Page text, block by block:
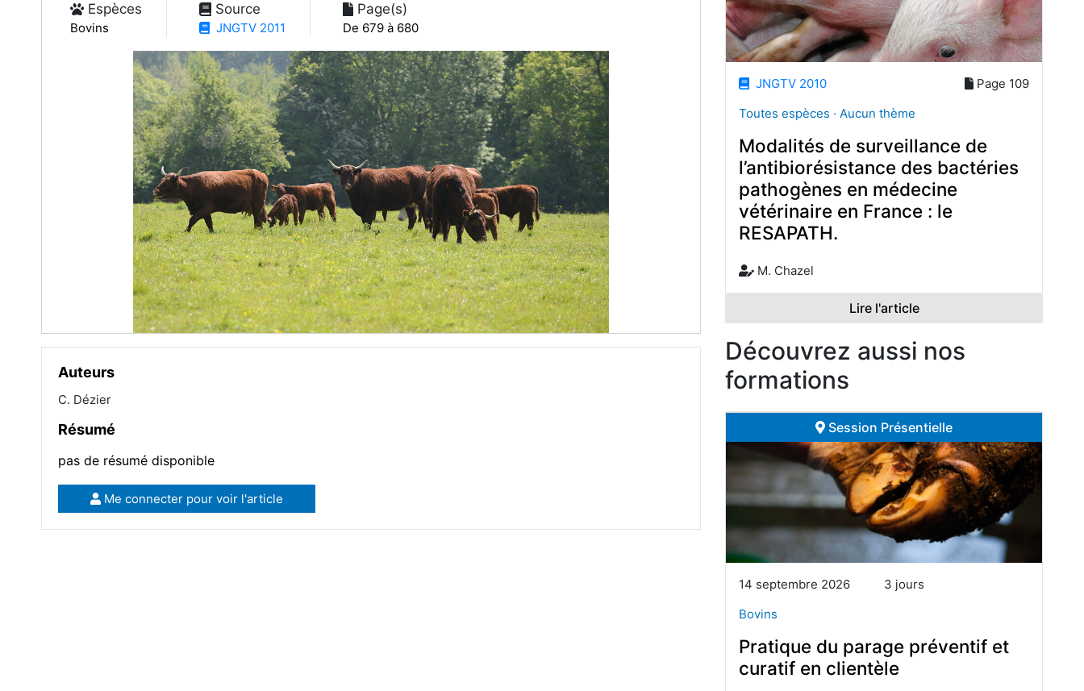
Espèces
Bovins
Source
JNGTV 2011
Page(s)
De 679 à 680
Auteurs
C. Dézier
Résumé
pas de résumé disponible
Me connecter pour voir l'article
JNGTV 2010
Page 109
Toutes espèces · Aucun thème
Modalités de surveillance de
l’antibiorésistance des bactéries
pathogènes en médecine
vétérinaire en France : le
RESAPATH.
M. Chazel
Lire l'article
Découvrez aussi nos
formations
Session Présentielle
14 septembre 2026
3 jours
Bovins
Pratique du parage préventif et
curatif en clientèle